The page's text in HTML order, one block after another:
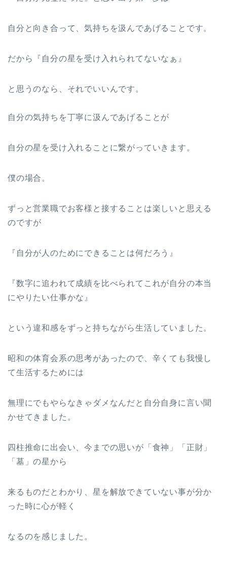
自分と向き合って、気持ちを汲んであげることです。
だから『自分の星を受け入れられてないなぁ』
と思うのなら、それでいいんです。
自分の気持ちを丁寧に汲んであげることが
自分の星を受け入れることに繋がっていきます。
僕の場合。
ずっと営業職でお客様と接することは楽しいと思える
のですが
『自分が人のためにできることは何だろう』
『数字に追われて成績を比べられてこれが自分の本当
にやりたい仕事かな』
という違和感をずっと持ちながら生活していました。
昭和の体育会系の思考があったので、辛くても我慢し
て生活するためには
無理にでもやらなきゃダメなんだと自分自身に言い聞
かせてきました。
四柱推命に出会い、今までの思いが「食神」「正財」
「墓」の星から
来るものだとわかり、星を解放できていない事が分か
った時に心が軽く
なるのを感じました。